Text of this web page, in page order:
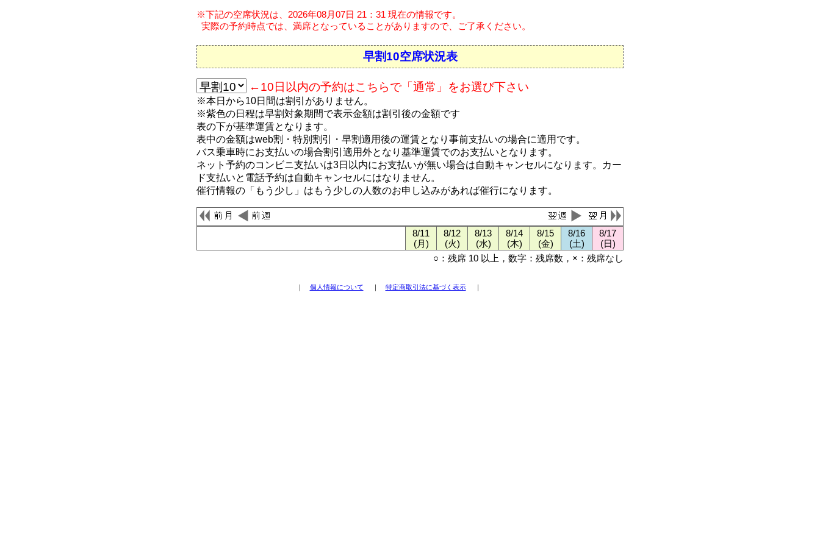
※下記の空席状況は、2026年08月07日 21：31 現在の情報です。
実際の予約時点では、満席となっていることがありますので、ご了承ください。
早割10空席状況表
←10日以内の予約はこちらで「通常」をお選び下さい
※本日から10日間は割引がありません。
※紫色の日程は早割対象期間で表示金額は割引後の金額です
表の下が基準運賃となります。
表中の金額はweb割・特別割引・早割適用後の運賃となり事前支払いの場合に適用です。
バス乗車時にお支払いの場合割引適用外となり基準運賃でのお支払いとなります。
ネット予約のコンビニ支払いは3日以内にお支払いが無い場合は自動キャンセルになります。カー
ド支払いと電話予約は自動キャンセルにはなりません。
催行情報の「もう少し」はもう少しの人数のお申し込みがあれば催行になります。
8/11
(月)
8/12
(火)
8/13
(水)
8/14
(木)
8/15
(金)
8/16
(土)
8/17
(日)
○：残席 10 以上，数字：残席数，×：残席なし
｜ 個人情報について ｜ 特定商取引法に基づく表示｜